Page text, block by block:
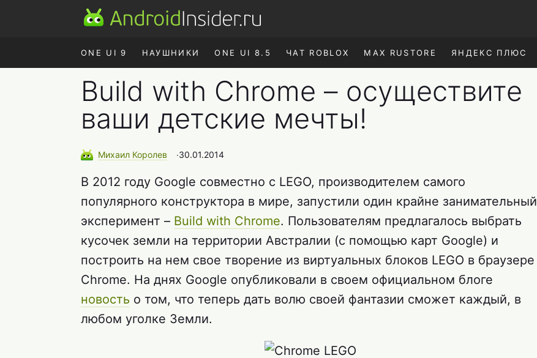
ONE UI 9 НАУШНИКИ ONE UI 8.5 ЧАТ ROBLOX MAX RUSTORE ЯНДЕКС ПЛЮС
Build with Chrome – осуществите
ваши детские мечты!
Михаил Королев ∙30.01.2014
В 2012 году Google совместно с LEGO, производителем самого
популярного конструктора в мире, запустили один крайне занимательный
эксперимент – Build with Chrome. Пользователям предлагалось выбрать
кусочек земли на территории Австралии (с помощью карт Google) и
построить на нем свое творение из виртуальных блоков LEGO в браузере
Chrome. На днях Google опубликовали в своем официальном блоге
новость о том, что теперь дать волю своей фантазии сможет каждый, в
любом уголке Земли.